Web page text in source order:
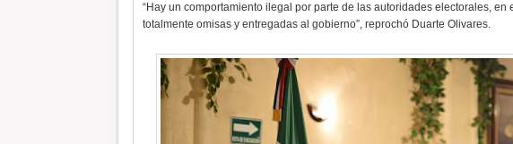
“Hay un comportamiento ilegal por parte de las autoridades electorales,
totalmente omisas y entregadas al gobierno”, reprochó Duarte Olivares.